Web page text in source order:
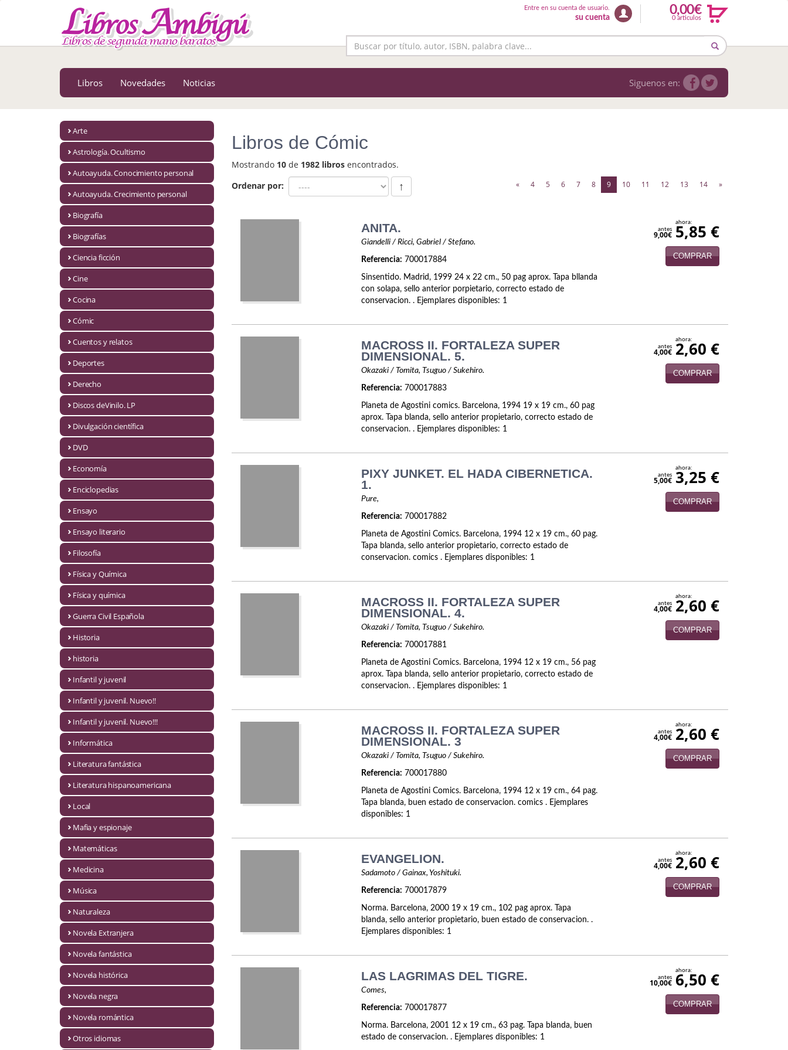
MENÚ PRINCIPAL
Astrología. Ocultismo
Autoayuda. Conocimiento personal
Autoayuda. Crecimiento personal
Ciencia ficción
Cuentos y relatos
Discos deVinilo. LP
Divulgación científica
Ensayo literario
Guerra Civil Española
Infantil y juvenil
Infantil y juvenil. Nuevo!!
Infantil y juvenil. Nuevo!!!
Literatura fantástica
Literatura hispanoamericana
Mafia y espionaje
Entre en su cuenta de usuario.
su cuenta
0,00€
0 articulos
Libros Novedades Noticias Siguenos en:
Arte
Astrología. Ocultismo
Autoayuda. Conocimiento personal
Autoayuda. Crecimiento personal
Biografía
Biografías
Ciencia ficción
Cine
Cocina
Cómic
Cuentos y relatos
Deportes
Derecho
Discos deVinilo. LP
Divulgación científica
DVD
Economía
Enciclopedias
Ensayo
Ensayo literario
Filosofía
Física y Química
Física y química
Guerra Civil Española
Historia
historia
Infantil y juvenil
Infantil y juvenil. Nuevo!!
Infantil y juvenil. Nuevo!!!
Informática
Literatura fantástica
Literatura hispanoamericana
Local
Mafia y espionaje
Matemáticas
Medicina
Música
Naturaleza
Novela Extranjera
Novela fantástica
Novela histórica
Novela negra
Novela romántica
Otros idiomas
Libros de Cómic
Mostrando 10de 1982 librosencontrados.
Ordenar por:
↑ « 4 5 6 7 8 9(current)
10 11 12 13 14 »
ANITA.
Giandelli / Ricci, Gabriel / Stefano.
Referencia: 700017884
Sinsentido. Madrid, 1999 24 x 22 cm., 50 pag aprox. Tapa bllanda
con solapa, sello anterior porpietario, correcto estado de
conservacion. . Ejemplares disponibles: 1
antes
9,00€
ahora:
5,85 €
COMPRAR
MACROSS II. FORTALEZA SUPER
DIMENSIONAL. 5.
Okazaki / Tomita, Tsuguo / Sukehiro.
Referencia: 700017883
Planeta de Agostini comics. Barcelona, 1994 19 x 19 cm., 60 pag
aprox. Tapa blanda, sello anterior propietario, correcto estado de
conservacion. . Ejemplares disponibles: 1
antes
4,00€
ahora:
2,60 €
COMPRAR
PIXY JUNKET. EL HADA CIBERNETICA.
1.
Pure,
Referencia: 700017882
Planeta de Agostini Comics. Barcelona, 1994 12 x 19 cm., 60 pag.
Tapa blanda, sello anterior propietario, correcto estado de
conservacion. comics . Ejemplares disponibles: 1
antes
5,00€
ahora:
3,25 €
COMPRAR
MACROSS II. FORTALEZA SUPER
DIMENSIONAL. 4.
Okazaki / Tomita, Tsuguo / Sukehiro.
Referencia: 700017881
Planeta de Agostini Comics. Barcelona, 1994 12 x 19 cm., 56 pag
aprox. Tapa blanda, sello anterior propietario, correcto estado de
conservacion. . Ejemplares disponibles: 1
antes
4,00€
ahora:
2,60 €
COMPRAR
MACROSS II. FORTALEZA SUPER
DIMENSIONAL. 3
Okazaki / Tomita, Tsuguo / Sukehiro.
Referencia: 700017880
Planeta de Agostini Comics. Barcelona, 1994 12 x 19 cm., 64 pag.
Tapa blanda, buen estado de conservacion. comics . Ejemplares
disponibles: 1
antes
4,00€
ahora:
2,60 €
COMPRAR
EVANGELION.
Sadamoto / Gainax, Yoshituki.
Referencia: 700017879
Norma. Barcelona, 2000 19 x 19 cm., 102 pag aprox. Tapa
blanda, sello anterior propietario, buen estado de conservacion. .
Ejemplares disponibles: 1
antes
4,00€
ahora:
2,60 €
COMPRAR
LAS LAGRIMAS DEL TIGRE.
Comes,
Referencia: 700017877
Norma. Barcelona, 2001 12 x 19 cm., 63 pag. Tapa blanda, buen
estado de conservacion. . Ejemplares disponibles: 1
antes
10,00€
ahora:
6,50 €
COMPRAR